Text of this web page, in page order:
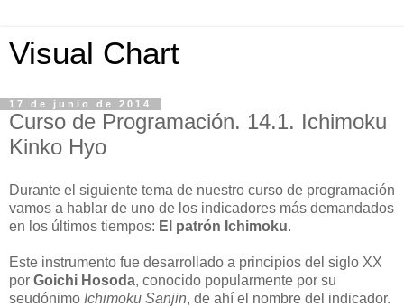
Visual Chart
17 de junio de 2014
Curso de Programación. 14.1. Ichimoku
Kinko Hyo
Durante el siguiente tema de nuestro curso de programación
vamos a hablar de uno de los indicadores más demandados
en los últimos tiempos: El patrón Ichimoku.
Este instrumento fue desarrollado a principios del siglo XX
por Goichi Hosoda, conocido popularmente por su
seudónimo Ichimoku Sanjin, de ahí el nombre del indicador.